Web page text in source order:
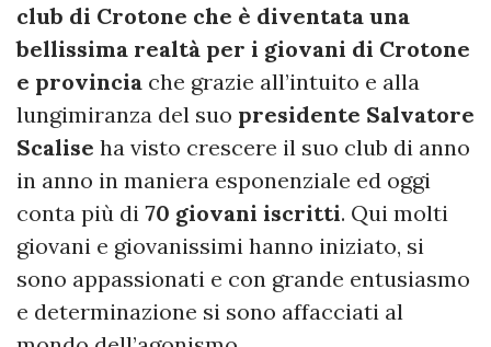
club di Crotone che è diventata una
bellissima realtà per i giovani di Crotone
e provincia che grazie all’intuito e alla
lungimiranza del suo presidente Salvatore
Scalise ha visto crescere il suo club di anno
in anno in maniera esponenziale ed oggi
conta più di 70 giovani iscritti. Qui molti
giovani e giovanissimi hanno iniziato, si
sono appassionati e con grande entusiasmo
e determinazione si sono affacciati al